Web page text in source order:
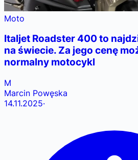
Moto
Italjet Roadster 400 to
na świecie. Za jego cenę
normalny motocykl
M
Marcin Powęska
14.11.2025·